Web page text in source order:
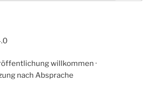
willkommen ·
nach Absprache